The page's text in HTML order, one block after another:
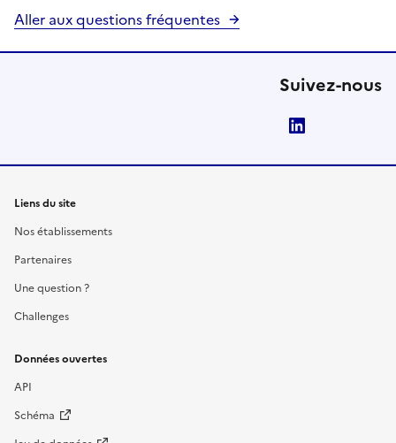
Aller aux questions fréquentes
Suivez-nous
Liens du site
Nos établissements
Partenaires
Une question ?
Challenges
Données ouvertes
API
Schéma